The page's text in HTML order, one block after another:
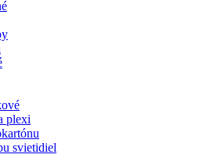
plexi
svietidiel